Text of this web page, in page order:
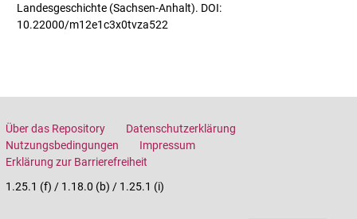
Landesgeschichte (Sachsen-Anhalt). DOI:
10.22000/m12e1c3x0tvza522
Über das Repository
Datenschutzerklärung
Nutzungsbedingungen
Impressum
Erklärung zur Barrierefreiheit
1.25.1 (f) / 1.18.0 (b) / 1.25.1 (i)